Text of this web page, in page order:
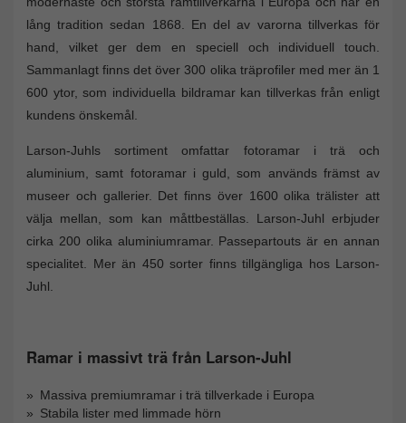
lång tradition sedan 1868. En del av varorna tillverkas för
hand, vilket ger dem en speciell och individuell touch.
Sammanlagt finns det över 300 olika träprofiler med mer än 1
600 ytor, som individuella bildramar kan tillverkas från enligt
kundens önskemål.
Larson-Juhls sortiment omfattar fotoramar i trä och
aluminium, samt fotoramar i guld, som används främst av
museer och gallerier. Det finns över 1600 olika trälister att
välja mellan, som kan måttbeställas. Larson-Juhl erbjuder
cirka 200 olika aluminiumramar. Passepartouts är en annan
specialitet. Mer än 450 sorter finns tillgängliga hos Larson-
Juhl.
Ramar i massivt trä från Larson-Juhl
Massiva premiumramar i trä tillverkade i Europa
Stabila lister med limmade hörn